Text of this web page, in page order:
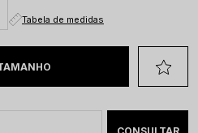
Tabela de medidas